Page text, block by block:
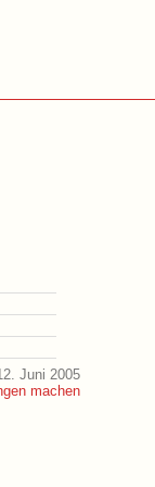
Juni 2005